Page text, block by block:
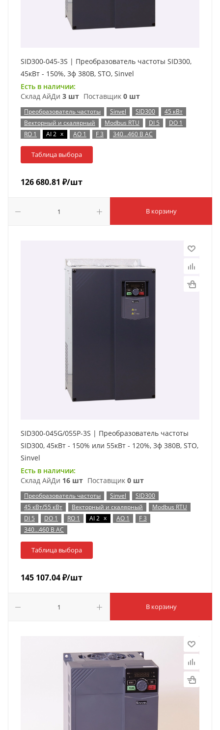
SID300-045-3S | Преобразователь частоты SID300,
45кВт - 150%, 3ф 380В, STO, Sinvel
Есть в наличии:
Склад АйДи 3 шт Поставщик 0 шт
Преобразователь частоты Sinvel SID300
45 кВт
Векторный и скалярный
Modbus RTU DI 5
DO 1
RO 1
AI 2 x AO 1 F 3 340…460 В AC
Таблица выбора
126 680.81 ₽/шт
В корзину
SID300-045G/055P-3S | Преобразователь частоты
SID300, 45кВт - 150% или 55кВт - 120%, 3ф 380В, STO,
Sinvel
Есть в наличии:
Склад АйДи 16 шт Поставщик 0 шт
Преобразователь частоты Sinvel
SID300
45 кВт/55 кВт
Векторный и скалярный
Modbus RTU
DI 5
DO 1 RO 1 AI 2 x AO 1
F 3
340…460 В AC
Таблица выбора
145 107.04₽/шт
В корзину